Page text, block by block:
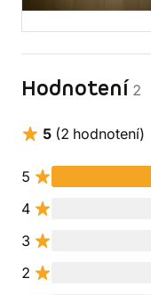
Hodnotení 2
5 (2 hodnotení)
5
4
3
2